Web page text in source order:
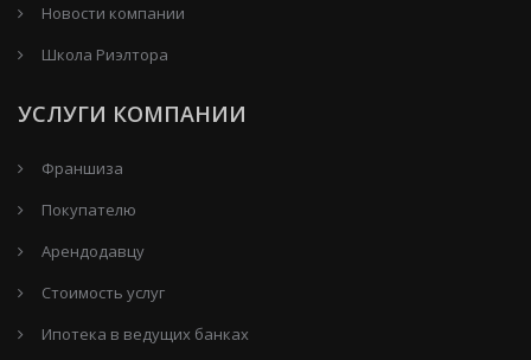
Новости компании
Школа Риэлтора
УСЛУГИ КОМПАНИИ
Франшиза
Покупателю
Арендодавцу
Стоимость услуг
Ипотека в ведущих банках